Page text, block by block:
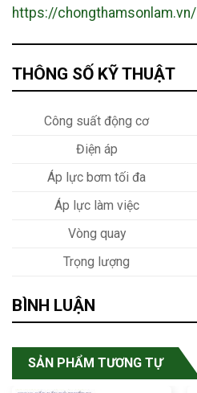
https://chongthamsonlam.vn/
THÔNG SỐ KỸ THUẬT
Công suất động cơ
Điện áp
Áp lực bơm tối đa
Áp lực làm việc
Vòng quay
Trọng lượng
BÌNH LUẬN
SẢN PHẨM TƯƠNG TỰ